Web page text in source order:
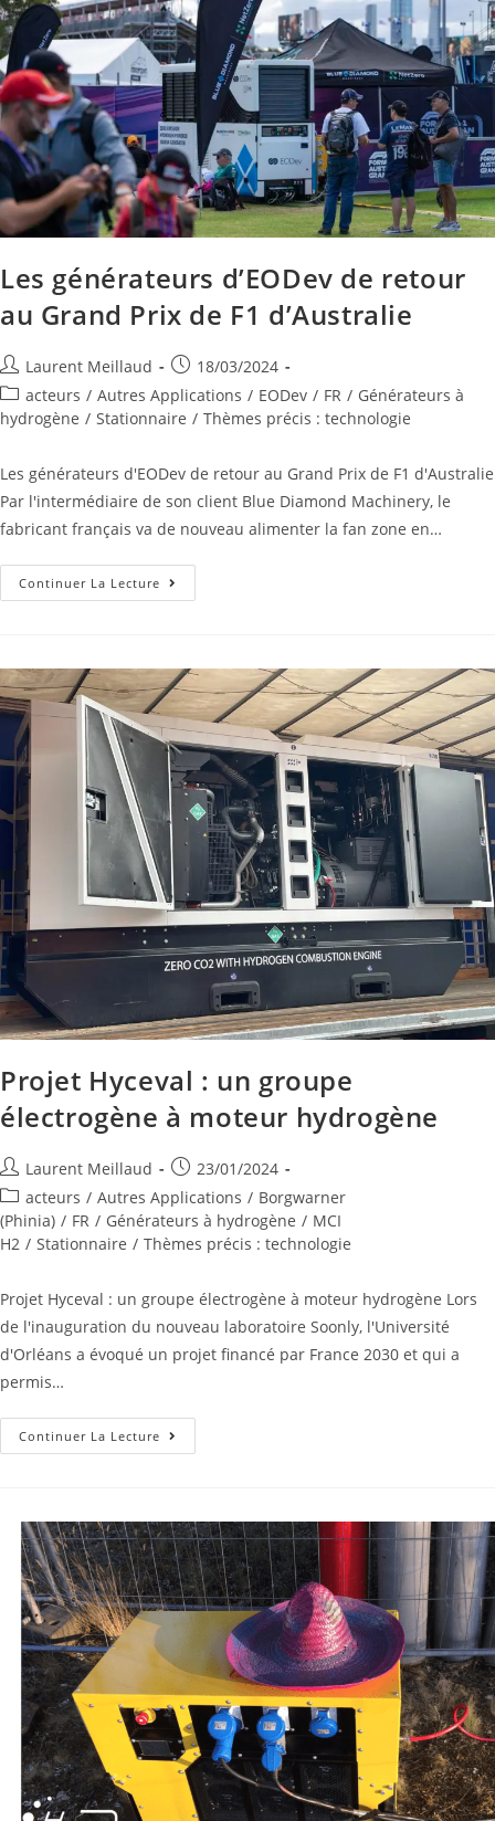
Les générateurs d’EODev de retour
au Grand Prix de F1 d’Australie
Laurent Meillaud
18/03/2024
acteurs / Autres Applications / EODev / FR / Générateurs à
hydrogène / Stationnaire / Thèmes précis : technologie
Les générateurs d'EODev de retour au Grand Prix de F1 d'Australie
Par l'intermédiaire de son client Blue Diamond Machinery, le
fabricant français va de nouveau alimenter la fan zone en…
Continuer La Lecture
Projet Hyceval : un groupe
électrogène à moteur hydrogène
Laurent Meillaud
23/01/2024
acteurs / Autres Applications / Borgwarner
(Phinia) / FR / Générateurs à hydrogène / MCI
H2 / Stationnaire / Thèmes précis : technologie
Projet Hyceval : un groupe électrogène à moteur hydrogène Lors
de l'inauguration du nouveau laboratoire Soonly, l'Université
d'Orléans a évoqué un projet financé par France 2030 et qui a
permis…
Continuer La Lecture